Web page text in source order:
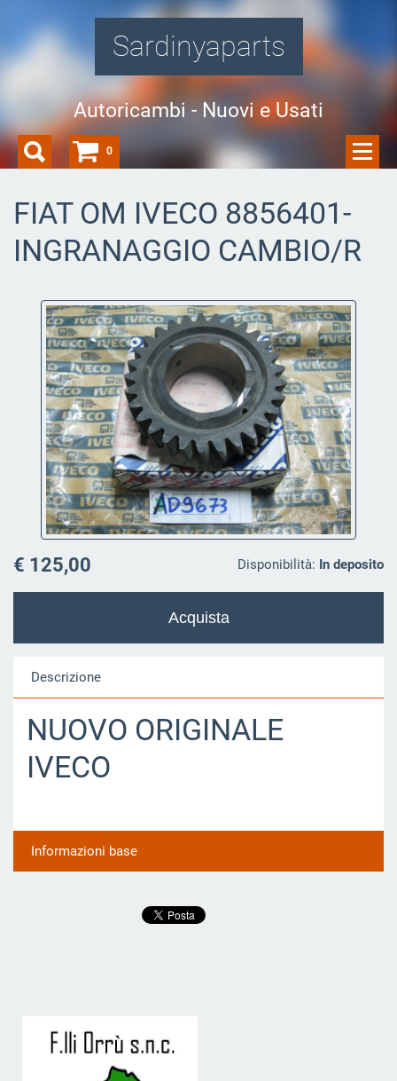
Sardinyaparts
Autoricambi - Nuovi e Usati
FIAT OM IVECO 8856401-
INGRANAGGIO CAMBIO/R
Disponibilità: In deposito
€ 125,00
Descrizione
NUOVO ORIGINALE
IVECO
Informazioni base
0